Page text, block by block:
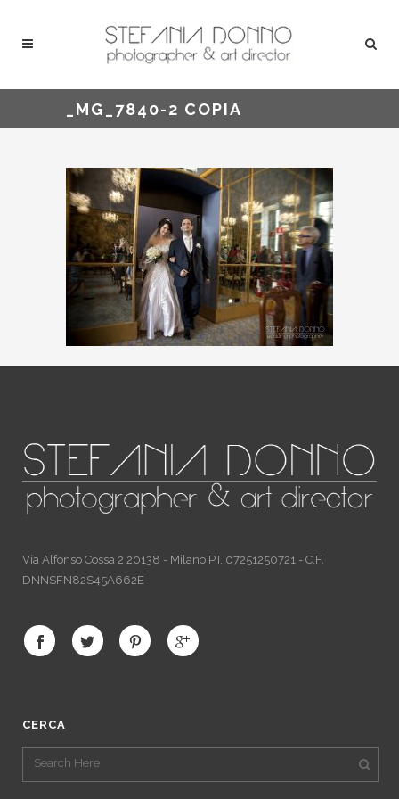
_MG_7840-2 COPIA
Via Alfonso Cossa 2 20138 - Milano P.I. 07251250721 - C.F.
DNNSFN82S45A662E
CERCA